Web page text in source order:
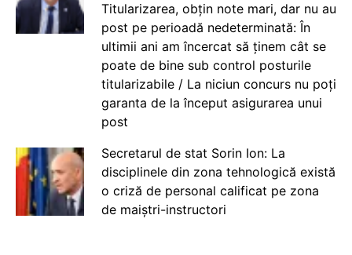
Titularizarea, obțin note mari, dar nu au
post pe perioadă nedeterminată: În
ultimii ani am încercat să ținem cât se
poate de bine sub control posturile
titularizabile / La niciun concurs nu poți
garanta de la început asigurarea unui
post
Secretarul de stat Sorin Ion: La
disciplinele din zona tehnologică există
o criză de personal calificat pe zona
de maiștri-instructori